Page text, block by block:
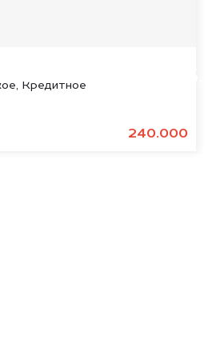
Кредитное
240.000
авто на 20.000 руб.